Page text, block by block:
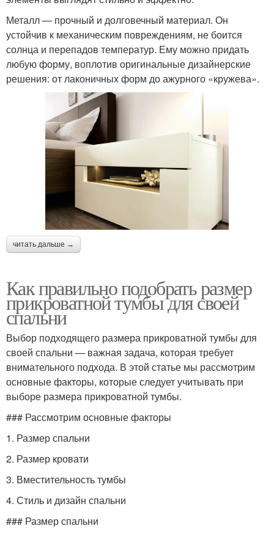
Металл — прочный и долговечный материал. Он
устойчив к механическим повреждениям, не боится
солнца и перепадов температур. Ему можно придать
любую форму, воплотив оригинальные дизайнерские
решения: от лаконичных форм до ажурного «кружева».
читать дальше →
Как правильно подобрать размер
прикроватной тумбы для своей
спальни
Выбор подходящего размера прикроватной тумбы для
своей спальни — важная задача, которая требует
внимательного подхода. В этой статье мы рассмотрим
основные факторы, которые следует учитывать при
выборе размера прикроватной тумбы.
### Рассмотрим основные факторы
1. Размер спальни
2. Размер кровати
3. Вместительность тумбы
4. Стиль и дизайн спальни
### Размер спальни